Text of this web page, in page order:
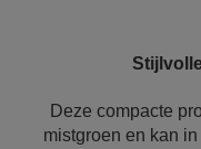
Deze compacte
mistgroen en kan